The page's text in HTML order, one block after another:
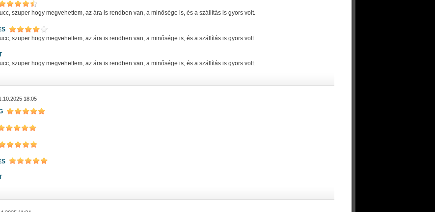
szuper hogy megvehettem, az ára is rendben van, a minősége is, és a szállítás is gyors volt.
szuper hogy megvehettem, az ára is rendben van, a minősége is, és a szállítás is gyors volt.
szuper hogy megvehettem, az ára is rendben van, a minősége is, és a szállítás is gyors volt.
18:05